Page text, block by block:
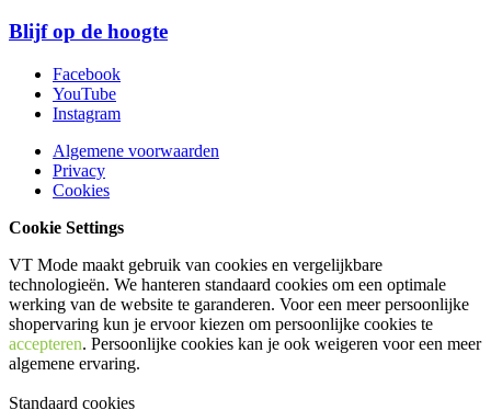
Blijf op de hoogte
Facebook
YouTube
Instagram
Algemene voorwaarden
Privacy
Cookies
Cookie Settings
VT Mode maakt gebruik van cookies en vergelijkbare
technologieën. We hanteren standaard cookies om een optimale
werking van de website te garanderen. Voor een meer persoonlijke
shopervaring kun je ervoor kiezen om persoonlijke cookies te
accepteren. Persoonlijke cookies kan je ook weigeren voor een meer
algemene ervaring.
Standaard cookies